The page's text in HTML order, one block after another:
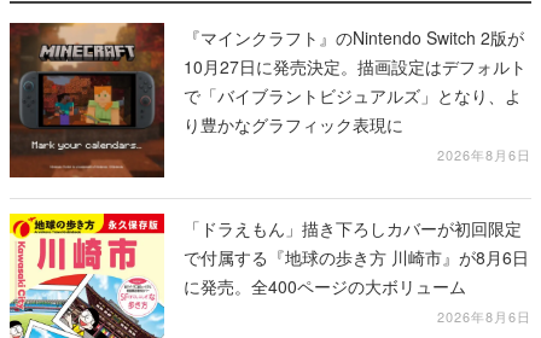
『マインクラフト』のNintendo Switch 2版が
10月27日に発売決定。描画設定はデフォルト
で「バイブラントビジュアルズ」となり、よ
り豊かなグラフィック表現に
2026年8月6日
「ドラえもん」描き下ろしカバーが初回限定
で付属する『地球の歩き方 川崎市』が8月6日
に発売。全400ページの大ボリューム
2026年8月6日